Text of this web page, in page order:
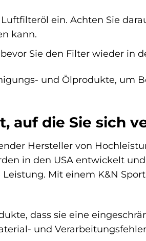
ein. Achten Sie
kann.
Sie den Filter wieder in
und Ölprodukte, um
auf die Sie sich
Hersteller von
in den USA entwickelt
Mit einem K&N
dass sie eine
und